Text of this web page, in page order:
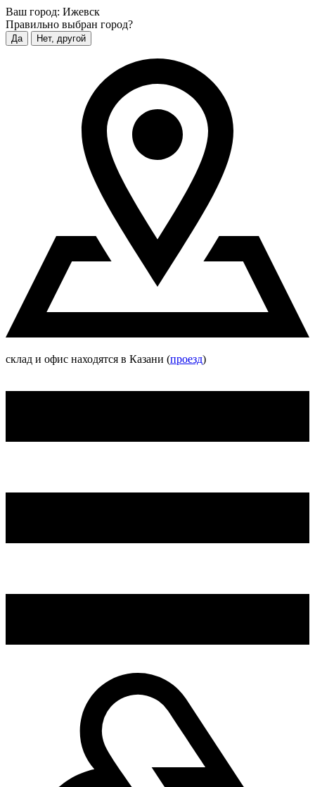
Ваш город: Ижевск
Правильно выбран город?
Да Нет, другой
склад и офис находятся в Казани (проезд)